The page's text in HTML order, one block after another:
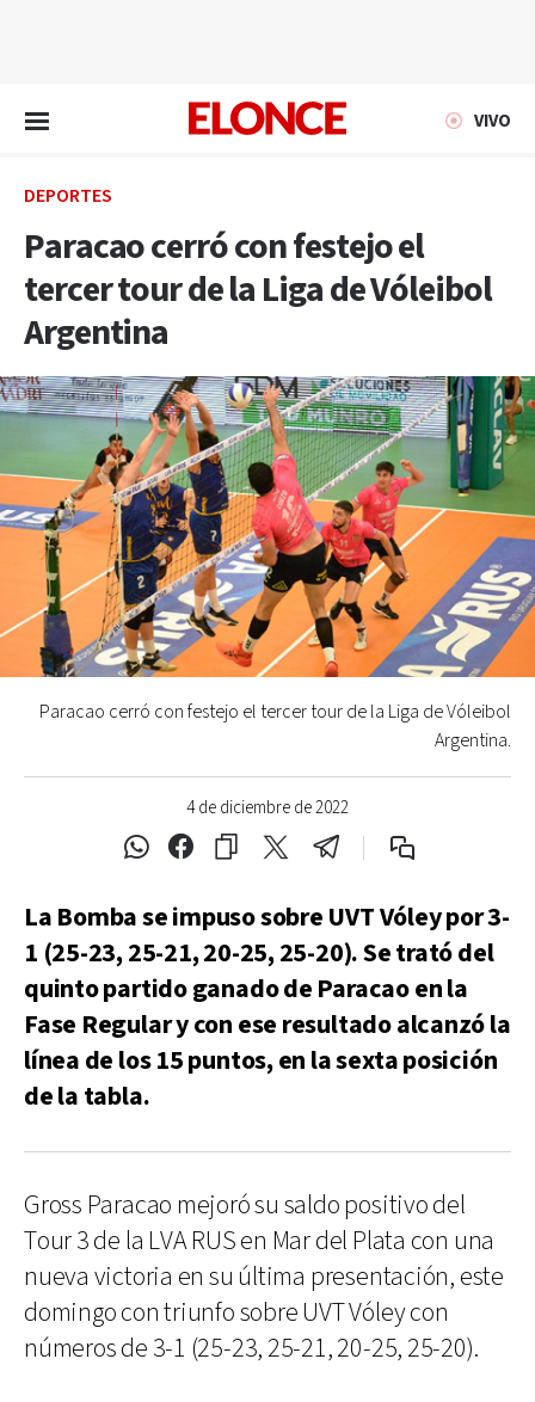
VIVO
DEPORTES
Paracao cerró con festejo el
tercer tour de la Liga de Vóleibol
Argentina
4 de diciembre de 2022
Paracao cerró con festejo el tercer tour de la Liga de Vóleibol
Argentina.
La Bomba se impuso sobre UVT Vóley por 3-
1 (25-23, 25-21, 20-25, 25-20). Se trató del
quinto partido ganado de Paracao en la
Fase Regular y con ese resultado alcanzó la
línea de los 15 puntos, en la sexta posición
de la tabla.
Gross Paracao mejoró su saldo positivo del
Tour 3 de la LVA RUS en Mar del Plata con una
nueva victoria en su última presentación, este
domingo con triunfo sobre UVT Vóley con
números de 3-1 (25-23, 25-21, 20-25, 25-20).